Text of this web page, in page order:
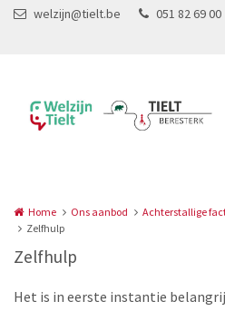
Overslaan en naar de inhoud gaan
welzijn@tielt.be 051 82 69 00
Home Ons aanbod
Achterstallige
Zelfhulp
Zelfhulp
Het is in eerste instantie